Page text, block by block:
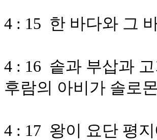
4 : 15 한 바다와 그
4 : 16 솥과 부삽과
후람의 아비가 솔로
4 : 17 왕이 요단 평